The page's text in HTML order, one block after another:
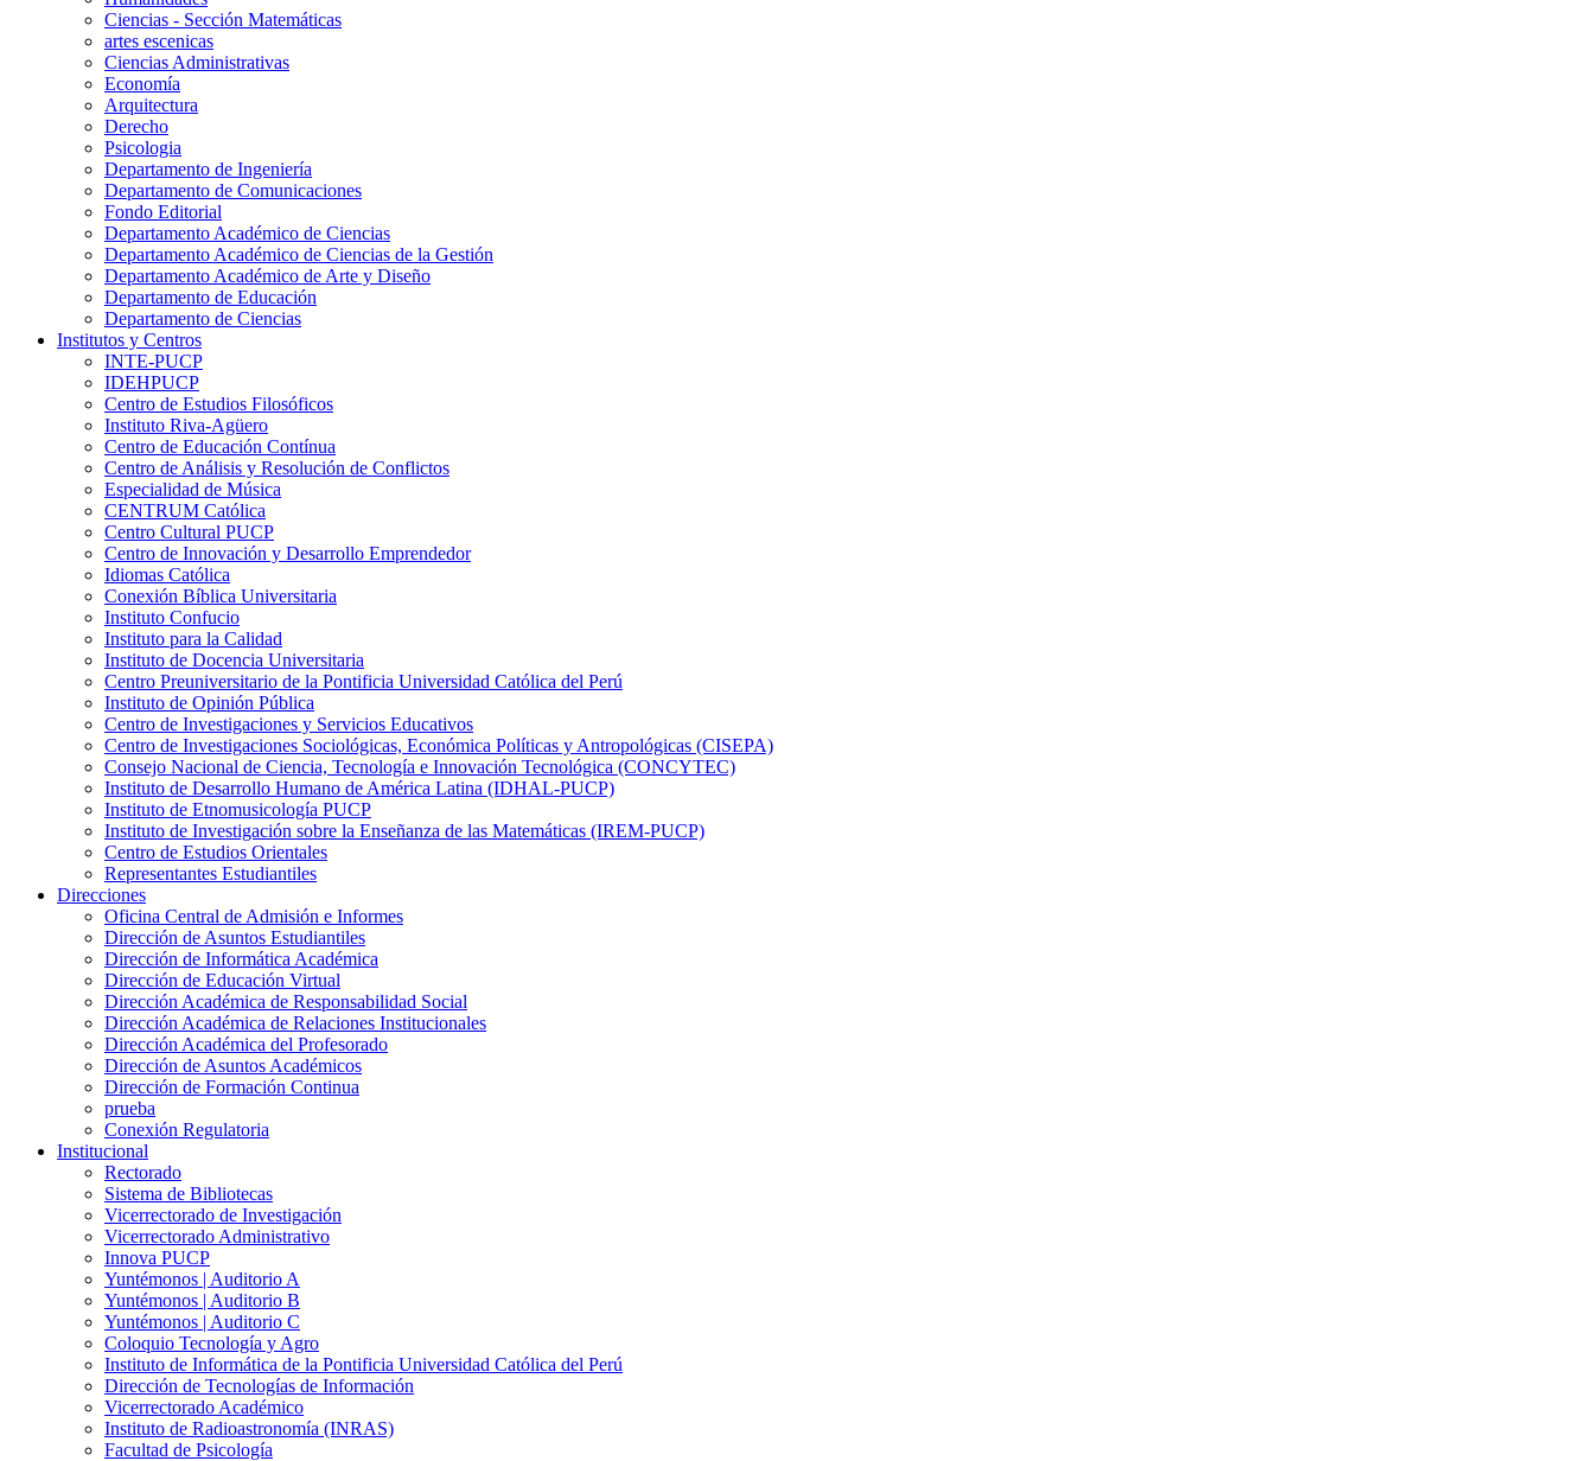
Ciencias - Sección Matemáticas
artes escenicas
Ciencias Administrativas
Economía
Arquitectura
Derecho
Psicologia
Departamento de Ingeniería
Departamento de Comunicaciones
Fondo Editorial
Departamento Académico de Ciencias
Departamento Académico de Ciencias de la Gestión
Departamento Académico de Arte y Diseño
Departamento de Educación
Departamento de Ciencias
Institutos y Centros
INTE-PUCP
IDEHPUCP
Centro de Estudios Filosóficos
Instituto Riva-Agüero
Centro de Educación Contínua
Centro de Análisis y Resolución de Conflictos
Especialidad de Música
CENTRUM Católica
Centro Cultural PUCP
Centro de Innovación y Desarrollo Emprendedor
Idiomas Católica
Conexión Bíblica Universitaria
Instituto Confucio
Instituto para la Calidad
Instituto de Docencia Universitaria
Centro Preuniversitario de la Pontificia Universidad Católica del Perú
Instituto de Opinión Pública
Centro de Investigaciones y Servicios Educativos
Centro de Investigaciones Sociológicas, Económica Políticas y Antropológicas (CISEPA)
Consejo Nacional de Ciencia, Tecnología e Innovación Tecnológica (CONCYTEC)
Instituto de Desarrollo Humano de América Latina (IDHAL-PUCP)
Instituto de Etnomusicología PUCP
Instituto de Investigación sobre la Enseñanza de las Matemáticas (IREM-PUCP)
Centro de Estudios Orientales
Representantes Estudiantiles
Direcciones
Oficina Central de Admisión e Informes
Dirección de Asuntos Estudiantiles
Dirección de Informática Académica
Dirección de Educación Virtual
Dirección Académica de Responsabilidad Social
Dirección Académica de Relaciones Institucionales
Dirección Académica del Profesorado
Dirección de Asuntos Académicos
Dirección de Formación Continua
prueba
Conexión Regulatoria
Institucional
Rectorado
Sistema de Bibliotecas
Vicerrectorado de Investigación
Vicerrectorado Administrativo
Innova PUCP
Yuntémonos | Auditorio A
Yuntémonos | Auditorio B
Yuntémonos | Auditorio C
Coloquio Tecnología y Agro
Instituto de Informática de la Pontificia Universidad Católica del Perú
Dirección de Tecnologías de Información
Vicerrectorado Académico
Instituto de Radioastronomía (INRAS)
Facultad de Psicología